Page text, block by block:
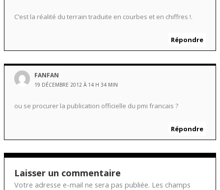
C’est la réalité du terrain traduite en courbes et en chiffres !.
Répondre
FANFAN
19 DÉCEMBRE 2012 À 14 H 34 MIN
ou se procurer la publication officielle du pmi francais ?
Répondre
Laisser un commentaire
Votre adresse e-mail ne sera pas publiée. Les champs